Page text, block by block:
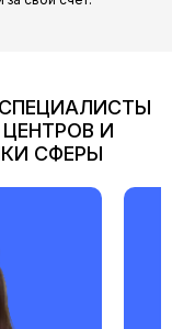
И
СФЕРЫ